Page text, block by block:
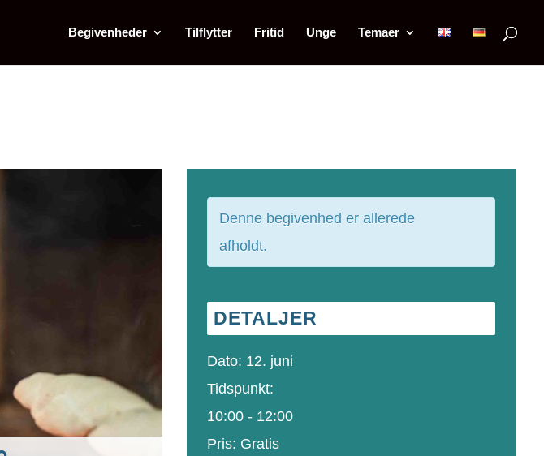
Begivenheder Tilflytter Fritid Unge Temaer
Denne begivenhed er allerede
afholdt.
DETALJER
Dato: 12. juni
Tidspunkt:
10:00 - 12:00
Pris: Gratis